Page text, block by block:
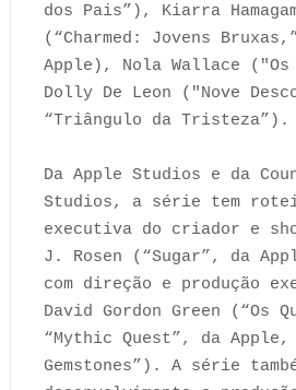
dos Pais”), Kiarra
(“Charmed: Jovens
Apple), Nola Wallace
Dolly De Leon ("Nove
“Triângulo da Tristeza”).
Da Apple Studios e da
Studios, a série tem
executiva do criador e
J. Rosen (“Sugar”, da
com direção e produção
David Gordon Green (“Os
“Mythic Quest”, da Apple,
Gemstones”). A série